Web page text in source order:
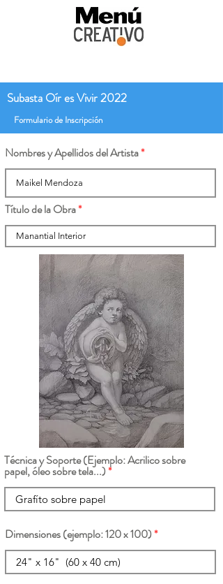
Subasta Oír es Vivir 2022
Formulario de Inscripción
Nombres y Apellidos del Artista
Título de la Obra
Técnica y Soporte (Ejemplo: Acrilico sobre
papel, óleo sobre tela...)
Dimensiones (ejemplo: 120 x 100)